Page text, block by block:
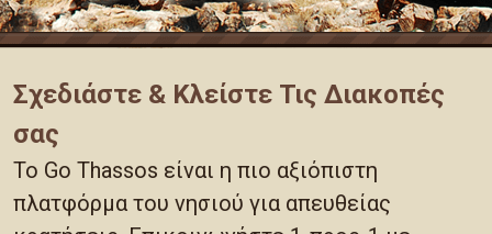
Σχεδιάστε & Κλείστε Τις Διακοπές
σας
Το Go Thassos είναι η πιο αξιόπιστη
πλατφόρμα του νησιού για απευθείας